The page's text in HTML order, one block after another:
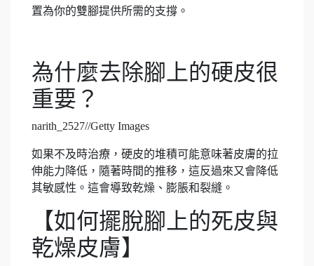
置為你的雙腳提供所需的支撐。
為什麼去除腳上的硬皮很
重要？
narith_2527//Getty Images
如果不及時治療，硬皮的堆積可能意味著皮膚的拉
伸能力降低，隨著時間的推移，這反過來又會降低
其敏感性。這會導致乾燥、膨脹和裂縫。
【如何擺脫腳上的死皮與
乾燥皮膚】